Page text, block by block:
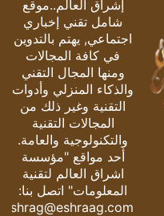
إشراق العالم..موقع
شامل تقني إخباري
اجتماعي, يهتم بالتدوين
في كافة المجالات
ومنها المجال التقني
والذكاء المنزلي وأدوات
التقنية وغير ذلك من
المجالات التقنية
والتكنولوجية والعامة.
أحد مواقع "مؤسسة
اشراق العالم لتقنية
المعلومات" اتصل بنا:
eshrag@eshraag.com